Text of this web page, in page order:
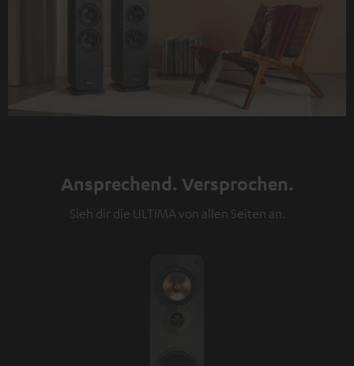
Ansprechend. Versprochen.
Sieh dir die ULTIMA von allen Seiten an.